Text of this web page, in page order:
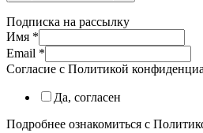
Подписка на рассылку
Имя *
Email *
Согласие с Политикой
Да, согласен
Подробнее ознакомиться с